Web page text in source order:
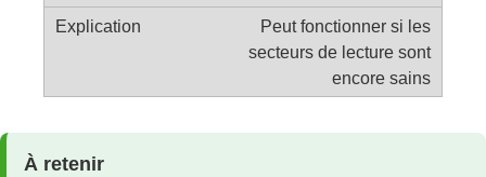
Peut fonctionner si les
secteurs de lecture sont
encore sains
À retenir